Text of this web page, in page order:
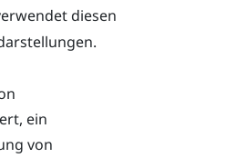
diesen
ein
von